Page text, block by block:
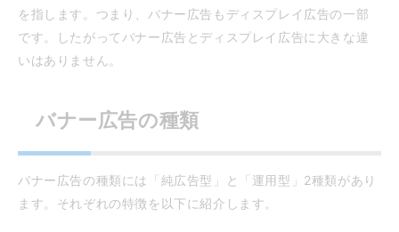
を指します。つまり、バナー広告もディスプレイ広告の一部
です。したがってバナー広告とディスプレイ広告に大きな違
いはありません。
バナー広告の種類
バナー広告の種類には「純広告型」と「運用型」2種類があり
ます。それぞれの特徴を以下に紹介します。